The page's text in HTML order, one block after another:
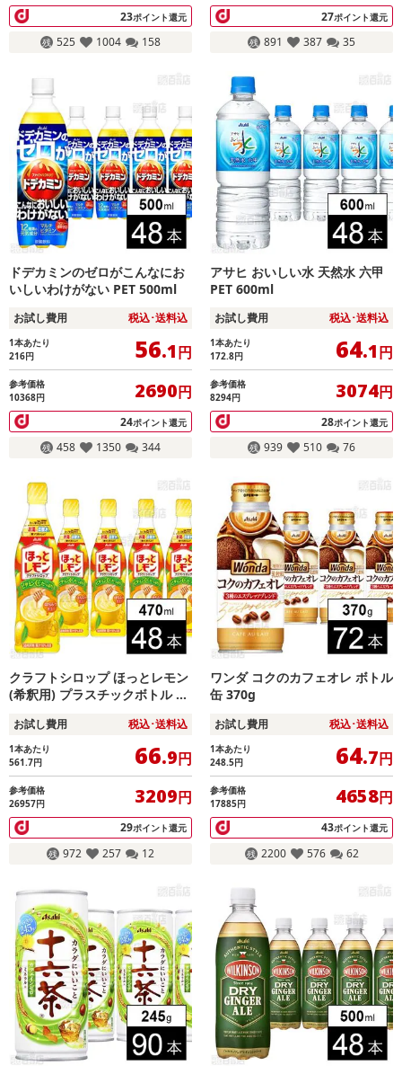
23ポイント還元
525 1004 158
27ポイント還元
891 387 35
ドデカミンのゼロがこんなにお
いしいわけがない PET 500ml
お試し費用 税込･送料込
1本あたり
216円 56.1円
参考価格
10368円
2690円
24ポイント還元
458 1350 344
アサヒ おいしい水 天然水 六甲
PET 600ml
お試し費用 税込･送料込
1本あたり
172.8円 64.1円
参考価格
8294円
3074円
28ポイント還元
939 510 76
クラフトシロップ ほっとレモン
(希釈用) プラスチックボトル 47
お試し費用 税込･送料込
1本あたり
561.7円 66.9円
参考価格
26957円
3209円
29ポイント還元
972 257 12
ワンダ コクのカフェオレ ボトル
缶 370g
お試し費用 税込･送料込
1本あたり
248.5円 64.7円
参考価格
17885円
4658円
43ポイント還元
2200 576 62